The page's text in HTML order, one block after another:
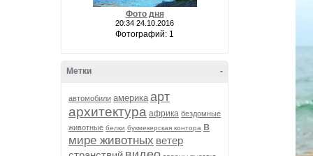
Фото дня
20:34 24.10.2016
Фотографий: 1
-
Метки
автомобили америка арт
архитектура африка бездомные
животные белки букмекерская контора в
мире животных ветер